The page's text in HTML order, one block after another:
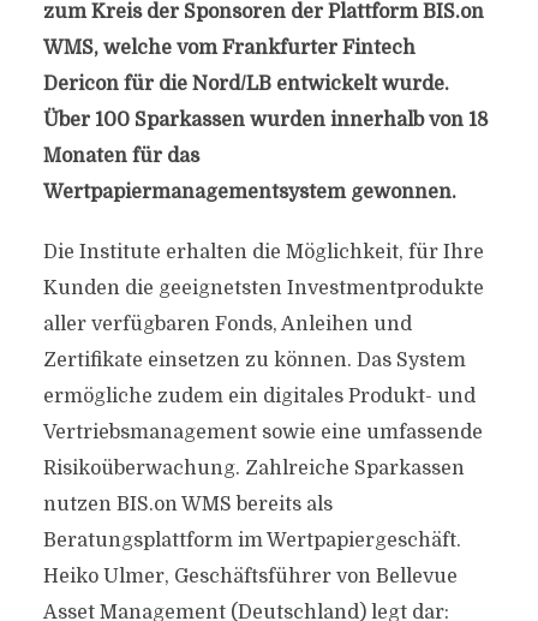
zum Kreis der Sponsoren der Plattform BIS.on
WMS, welche vom Frankfurter Fintech
Dericon für die Nord/LB entwickelt wurde.
Über 100 Sparkassen wurden innerhalb von 18
Monaten für das
Wertpapiermanagementsystem gewonnen.
Die Institute erhalten die Möglichkeit, für Ihre
Kunden die geeignetsten Investmentprodukte
aller verfügbaren Fonds, Anleihen und
Zertifikate einsetzen zu können. Das System
ermögliche zudem ein digitales Produkt- und
Vertriebsmanagement sowie eine umfassende
Risikoüberwachung. Zahlreiche Sparkassen
nutzen BIS.on WMS bereits als
Beratungsplattform im Wertpapiergeschäft.
Heiko Ulmer, Geschäftsführer von Bellevue
Asset Management (Deutschland) legt dar: